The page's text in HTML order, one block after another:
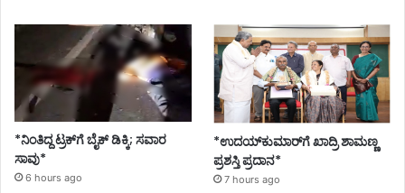
*ನಿಂತಿದ್ದ ಟ್ರಕ್‌ಗೆ ಬೈಕ್ ಡಿಕ್ಕಿ; ಸವಾರ
ಸಾವು*
6 hours ago
*ಉದಯ್‌ಕುಮಾರ್‌ಗೆ ಖಾದ್ರಿ ಶಾಮಣ್ಣ
ಪ್ರಶಸ್ತಿ ಪ್ರದಾನ*
7 hours ago